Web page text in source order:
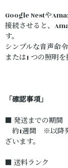
Google Nestや
接続させると、
す。
シンプルな音声命
または1 つの照明を
「確認事項」
■ 発送までの期間
約1週間 ※以降発
ざいます。
■ 送料ランク